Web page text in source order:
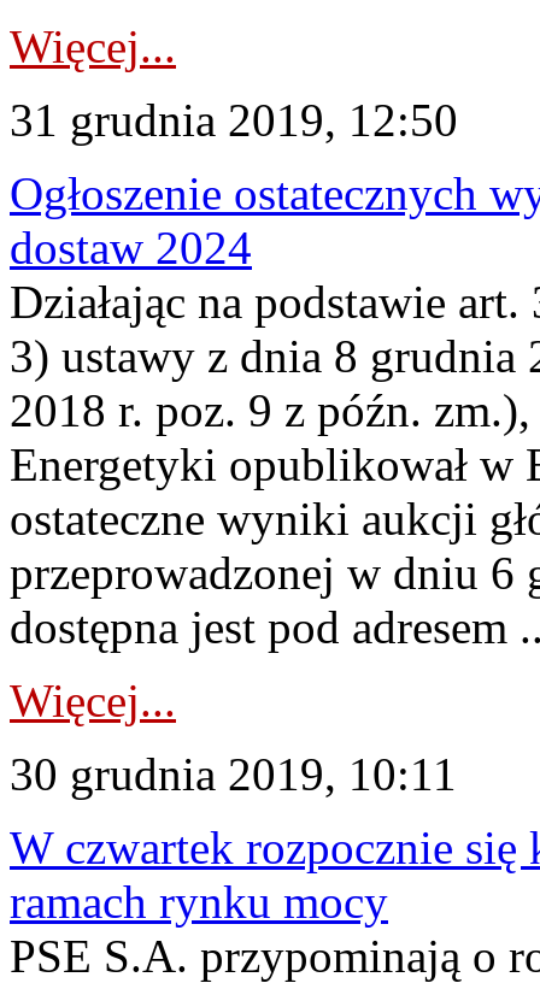
Więcej...
31 grudnia 2019, 12:50
Ogłoszenie ostatecznych
dostaw 2024
Działając na podstawie
3) ustawy z dnia 8
2018 r. poz. 9 z późn.
Energetyki opublikował
ostateczne wyniki aukcji
przeprowadzonej w dniu 6
dostępna jest pod adresem
Więcej...
30 grudnia 2019, 10:11
W czwartek rozpocznie
ramach rynku mocy
PSE S.A. przypominają o